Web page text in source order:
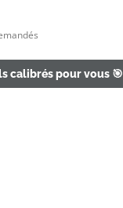
calibrés pour vous 🎯